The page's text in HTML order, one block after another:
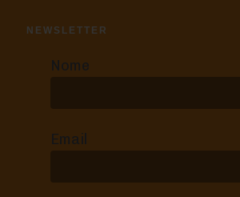
NEWSLETTER
Nome
Email